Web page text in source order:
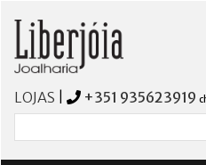
LOJAS +351 935623919